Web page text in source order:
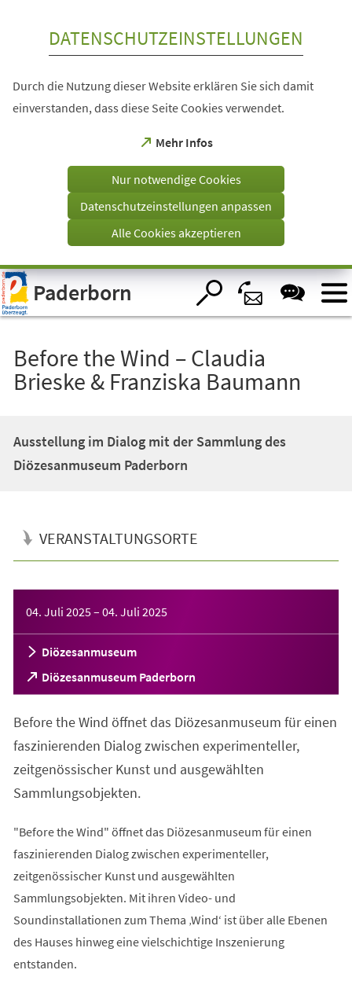
Visuelle
Assistenzsoftware
öffnen.
DATENSCHUTZEINSTELLUNGEN
Durch die Nutzung dieser Website erklären Sie sich damit
einverstanden, dass diese Seite Cookies verwendet.
Mehr Infos
(Öffnet
einem
Tab)
Nur notwendige Cookies
Datenschutzeinstellungen anpassen
Alle Cookies akzeptieren
Paderborn
Before the Wind – Claudia
Brieske & Franziska Baumann
Ausstellung im Dialog mit der Sammlung des
Diözesanmuseum Paderborn
VERANSTALTUNGSORTE
04. Juli 2025– 04. Juli 2025
Diözesanmuseum
Diözesanmuseum Paderborn
(Öffnet
in
neuen
Tab)
Before the Wind öffnet das Diözesanmuseum für einen
faszinierenden Dialog zwischen experimenteller,
zeitgenössischer Kunst und ausgewählten
Sammlungsobjekten.
"Before the Wind" öffnet das Diözesanmuseum für einen
faszinierenden Dialog zwischen experimenteller,
zeitgenössischer Kunst und ausgewählten
Sammlungsobjekten. Mit ihren Video- und
Soundinstallationen zum Thema ‚Wind‘ ist über alle Ebenen
des Hauses hinweg eine vielschichtige Inszenierung
entstanden.